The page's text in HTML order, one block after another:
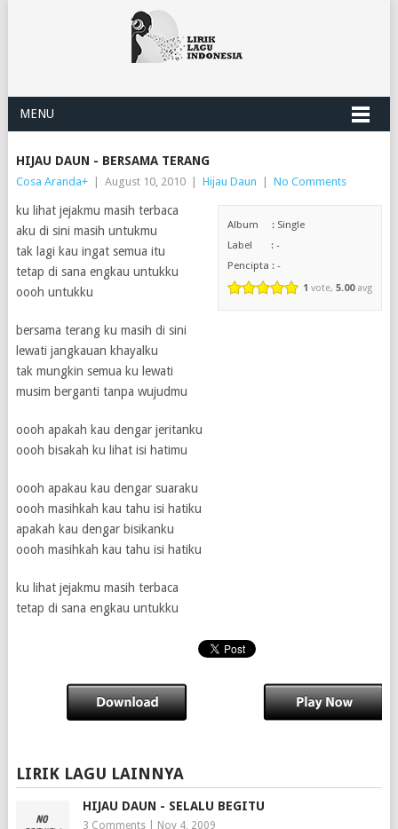
MENU
HIJAU DAUN - BERSAMA TERANG
Cosa Aranda+ August 10, 2010 Hijau Daun No Comments
Album : Single
Label : -
Pencipta : -
1 vote,5.00avg
ku lihat jejakmu masih terbaca
aku di sini masih untukmu
tak lagi kau ingat semua itu
tetap di sana engkau untukku
oooh untukku
bersama terang ku masih di sini
lewati jangkauan khayalku
tak mungkin semua ku lewati
musim berganti tanpa wujudmu
oooh apakah kau dengar jeritanku
oooh bisakah ku lihat isi hatimu
oooh apakau kau dengar suaraku
oooh masihkah kau tahu isi hatiku
apakah kau dengar bisikanku
oooh masihkah kau tahu isi hatiku
ku lihat jejakmu masih terbaca
tetap di sana engkau untukku
LIRIK LAGU LAINNYA
HIJAU DAUN - SELALU BEGITU
3 Comments| Nov 4, 2009